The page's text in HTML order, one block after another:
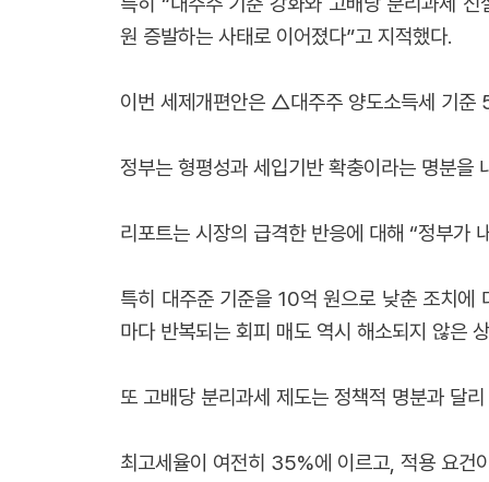
원 증발하는 사태로 이어졌다”고 지적했다.
이번 세제개편안은 △대주주 양도소득세 기
정부는 형평성과 세입기반 확충이라는 명분을
리포트는 시장의 급격한 반응에 대해 “정부가
특히 대주준 기준을 10억 원으로 낮춘 조치에
마다 반복되는 회피 매도 역시 해소되지 않은
또 고배당 분리과세 제도는 정책적 명분과 달
최고세율이 여전히 35%에 이르고, 적용 요건